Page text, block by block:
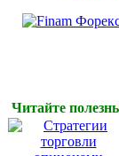
Читайте